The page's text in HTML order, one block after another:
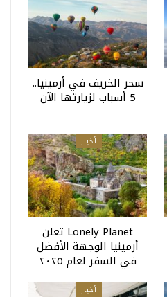
سحر الخريف في أرمينيا..
5 أسباب لزيارتها الآن
أخبار
Lonely Planet تعلن
أرمينيا الوجهة الأفضل
في السفر لعام ٢٠٢٥
أخبار